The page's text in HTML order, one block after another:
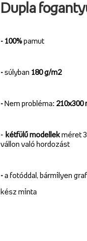
Dupla
- 100%pamut
-súlyban 180 g/m2
-Nem probléma: 210x300
- kétfülű modellekméret
vállon való hordozást
-a fotóddal, bármilyen
kész minta